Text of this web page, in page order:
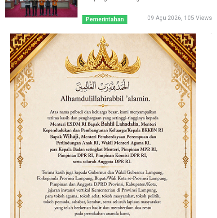
Pemerintahan 09 Agu 2026, 105 Views